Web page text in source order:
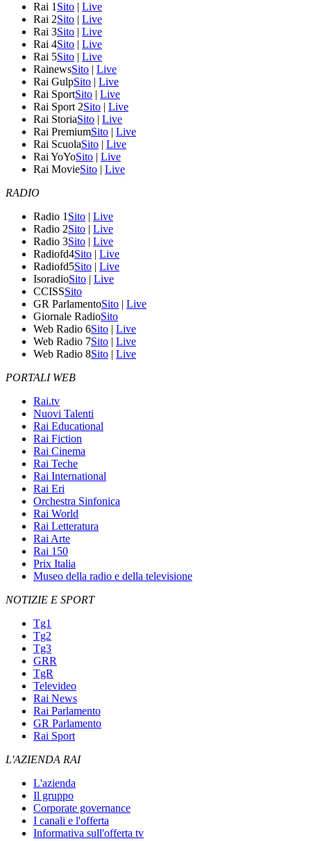
Rai 1 Sito | Live
Rai 2Sito | Live
Rai 3Sito | Live
Rai 4Sito | Live
Rai 5Sito | Live
RainewsSito | Live
Rai GulpSito | Live
Rai SportSito | Live
Rai Sport 2Sito | Live
Rai StoriaSito | Live
Rai PremiumSito | Live
Rai ScuolaSito | Live
Rai YoYoSito | Live
Rai MovieSito | Live
RADIO
Radio 1 Sito | Live
Radio 2Sito | Live
Radio 3Sito | Live
Radiofd4Sito | Live
Radiofd5Sito | Live
IsoradioSito | Live
CCISSSito
GR ParlamentoSito | Live
Giornale RadioSito
Web Radio 6Sito | Live
Web Radio 7Sito | Live
Web Radio 8Sito | Live
PORTALI WEB
Rai.tv
Nuovi Talenti
Rai Educational
Rai Fiction
Rai Cinema
Rai Teche
Rai International
Rai Eri
Orchestra Sinfonica
Rai World
Rai Letteratura
Rai Arte
Rai 150
Prix Italia
Museo della radio e della televisione
NOTIZIE E SPORT
Tg1
Tg2
Tg3
GRR
TgR
Televideo
Rai News
Rai Parlamento
GR Parlamento
Rai Sport
L'AZIENDA RAI
L'azienda
Il gruppo
Corporate governance
I canali e l'offerta
Informativa sull'offerta tv